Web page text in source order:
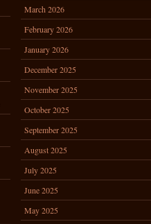
March 2026
February 2026
January 2026
December 2025
November 2025
October 2025
September 2025
August 2025
July 2025
June 2025
May 2025